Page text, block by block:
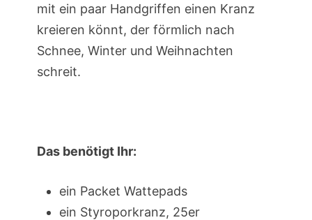
mit ein paar Handgriffen einen Kranz
kreieren könnt, der förmlich nach
Schnee, Winter und Weihnachten
schreit.
Das benötigt Ihr:
ein Packet Wattepads
ein Styroporkranz, 25er